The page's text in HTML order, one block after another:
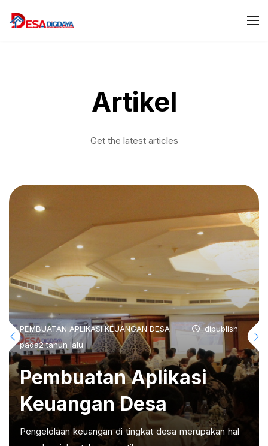
Artikel
Get the latest articles
PEMBUATAN APLIKASI KEUANGAN DESA
dipublish
pada2 tahun lalu
Pembuatan Aplikasi
Keuangan Desa
Pengelolaan keuangan di tingkat desa merupakan hal